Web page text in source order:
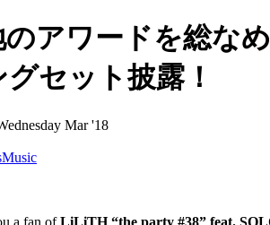
アワードを総な
セット披露！
Mar '18
Music
a fan ofLiLiTH “the party #38” feat.